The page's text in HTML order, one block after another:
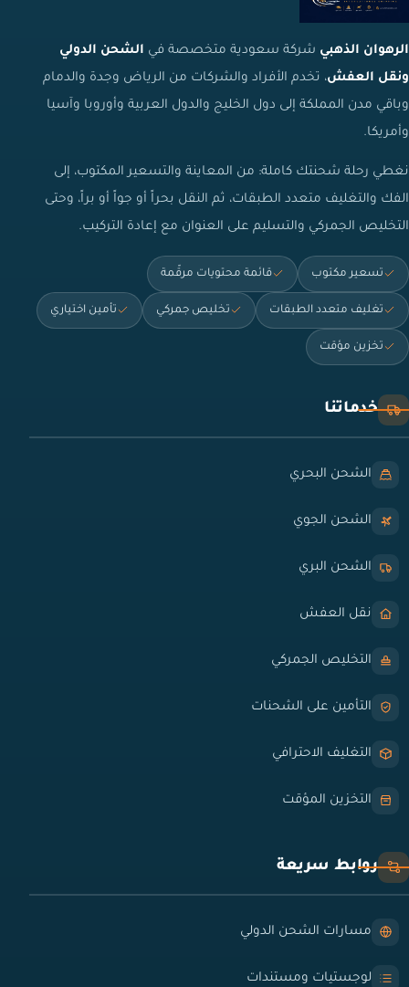
الرهوان الذهبي شركة سعودية متخصصة في الشحن الدولي
ونقل العفش، تخدم الأفراد والشركات من الرياض وجدة والدمام
وباقي مدن المملكة إلى دول الخليج والدول العربية وأوروبا وآسيا
وأمريكا.
نغطي رحلة شحنتك كاملة: من المعاينة والتسعير المكتوب، إلى
الفك والتغليف متعدد الطبقات، ثم النقل بحراً أو جواً أو براً، وحتى
التخليص الجمركي والتسليم على العنوان مع إعادة التركيب.
تسعير مكتوب قائمة محتويات مرقّمة
تغليف متعدد الطبقات تخليص جمركي تأمين اختياري
تخزين مؤقت
خدماتنا
الشحن البحري
الشحن الجوي
الشحن البري
نقل العفش
التخليص الجمركي
التأمين على الشحنات
التغليف الاحترافي
التخزين المؤقت
روابط سريعة
مسارات الشحن الدولي
لوجستيات ومستندات